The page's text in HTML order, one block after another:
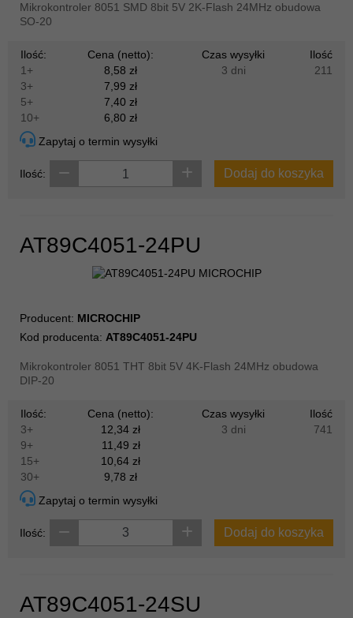
Mikrokontroler 8051 SMD 8bit 5V 2K-Flash 24MHz obudowa
SO-20
Ilość:
Cena (netto):
1+
8,58 zł
3+
7,99 zł
5+
7,40 zł
10+
6,80 zł
Czas wysyłki
Ilość
3 dni
211
Zapytaj o termin wysyłki
Ilość: Dodaj do koszyka
AT89C4051-24PU
Producent: MICROCHIP
Kod producenta: AT89C4051-24PU
Mikrokontroler 8051 THT 8bit 5V 4K-Flash 24MHz obudowa
DIP-20
Ilość:
Cena (netto):
3+
12,34 zł
9+
11,49 zł
15+
10,64 zł
30+
9,78 zł
Czas wysyłki
Ilość
3 dni
741
Zapytaj o termin wysyłki
Ilość: Dodaj do koszyka
AT89C4051-24SU